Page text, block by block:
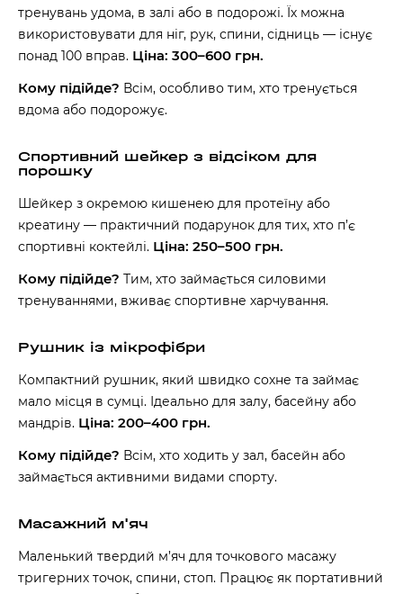
тренувань удома, в залі або в подорожі. Їх можна
використовувати для ніг, рук, спини, сідниць — існує
понад 100 вправ. Ціна: 300–600 грн.
Кому підійде? Всім, особливо тим, хто тренується
вдома або подорожує.
Спортивний шейкер з відсіком для
порошку
Шейкер з окремою кишенею для протеїну або
креатину — практичний подарунок для тих, хто п’є
спортивні коктейлі. Ціна: 250–500 грн.
Кому підійде? Тим, хто займається силовими
тренуваннями, вживає спортивне харчування.
Рушник із мікрофібри
Компактний рушник, який швидко сохне та займає
мало місця в сумці. Ідеально для залу, басейну або
мандрів. Ціна: 200–400 грн.
Кому підійде? Всім, хто ходить у зал, басейн або
займається активними видами спорту.
Масажний м'яч
Маленький твердий м’яч для точкового масажу
тригерних точок, спини, стоп. Працює як портативний
О 9:00 ми зупиняємось
00 59